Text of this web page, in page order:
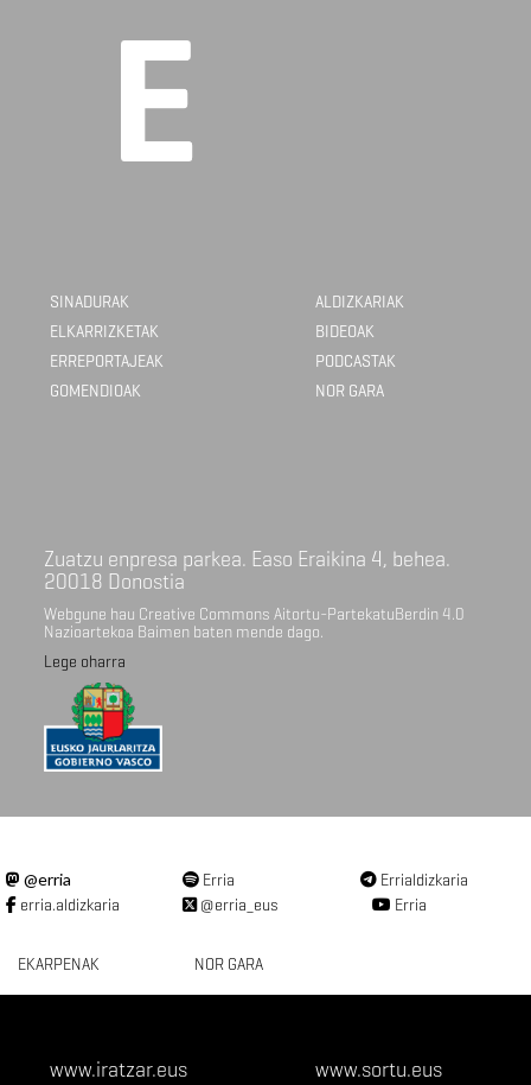
SINADURAK
ELKARRIZKETAK
ERREPORTAJEAK
GOMENDIOAK
ALDIZKARIAK
BIDEOAK
PODCASTAK
NOR GARA
Zuatzu enpresa parkea. Easo Eraikina 4, behea.
20018 Donostia
Webgune hau Creative Commons Aitortu-PartekatuBerdin 4.0
Nazioartekoa Baimen baten mende dago.
Lege oharra
@erria Erria
Errialdizkaria
erria.aldizkaria
@erria_eus Erria
EKARPENAK NOR GARA
www.iratzar.eus www.sortu.eus